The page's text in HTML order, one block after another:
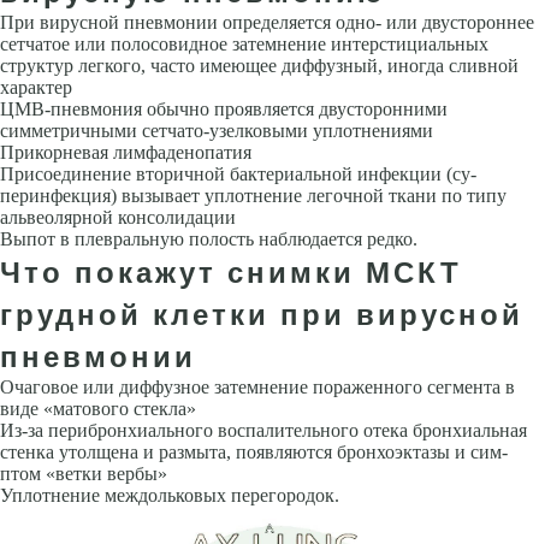
При вирусной пневмонии определяется одно- или двустороннее
сетчатое или полосовидное затемнение интер­стициальных
структур легкого, часто имеющее диффузный, иногда слив­ной
характер
ЦМВ-пневмония обычно проявляется двусторонними
симметричными сетчато-узелковыми уплотнениями
Прикорневая лимфаденопатия
Присоединение вторичной бактериальной инфекции (су­
перинфекция) вызывает уплотнение легочной ткани по типу
альвеоляр­ной консолидации
Выпот в плевральную полость наблюдается редко.
Что покажут снимки МСКТ
грудной клетки при вирусной
пневмонии
Очаговое или диффузное затемнение пораженного сегмента в
виде «ма­тового стекла»
Из-за перибронхиального воспалительного отека брон­хиальная
стенка утолщена и размыта, появляются бронхоэктазы и сим­
птом «ветки вербы»
Уплотнение междольковых перегородок.